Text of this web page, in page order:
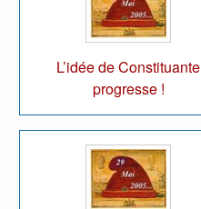
L’idée de Constituante
progresse !